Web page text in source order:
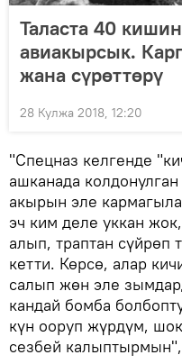
Таласта 40
авиакырсык.
жана сүрөттөрү
28 Кулжа 2018, 12:20
"Спецназ келгенде
ашканада
акырын эле
эч ким деле уккан
алып, траптан
кетти. Көрсө, алар
салып жөн эле
кандай бомба
күн ооруп жүрдүм,
сезбей